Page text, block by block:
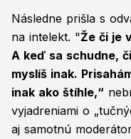
Následne prišla s
na intelekt. "Že či je
A keď sa schudne,
myslíš inak.
inak ako štíhle,“
vyjadreniami o
aj samotnú